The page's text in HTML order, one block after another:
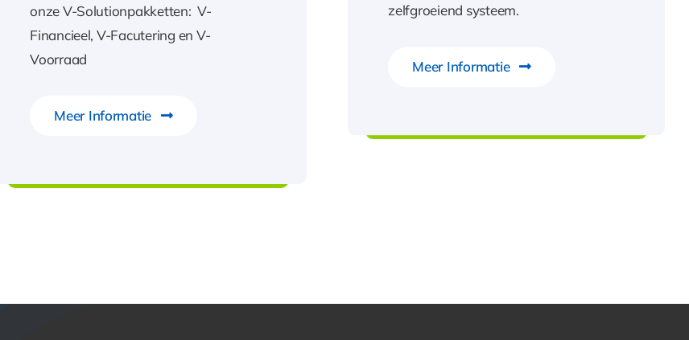
onze V-Solutionpakketten: V-
Financieel, V-Facutering en V-
Voorraad
Meer Informatie
zelfgroeiend systeem.
Meer Informatie
• Compad Bakkerij
• Compad GoedEtiket